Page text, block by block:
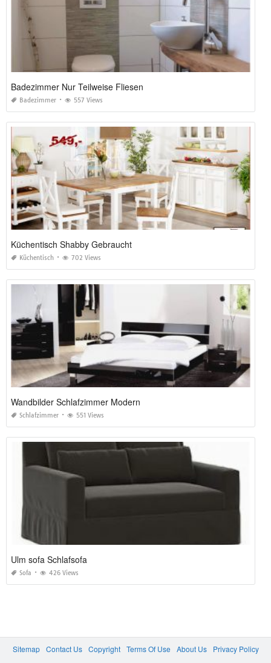
Badezimmer Nur Teilweise Fliesen
Badezimmer 557 Views
Küchentisch Shabby Gebraucht
Küchentisch 702 Views
Wandbilder Schlafzimmer Modern
Schlafzimmer 551 Views
Ulm sofa Schlafsofa
Sofa 426 Views
Sitemap Contact Us Copyright Terms Of Use About Us
Privacy Policy